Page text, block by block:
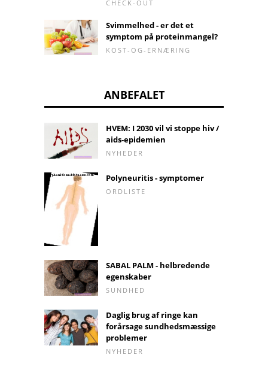
CHECK-OUT
Svimmelhed - er det et
symptom på proteinmangel?
KOST-OG-ERNÆRING
ANBEFALET
HVEM: I 2030 vil vi stoppe hiv /
aids-epidemien
NYHEDER
Polyneuritis - symptomer
ORDLISTE
SABAL PALM - helbredende
egenskaber
SUNDHED
Daglig brug af ringe kan
forårsage sundhedsmæssige
problemer
NYHEDER